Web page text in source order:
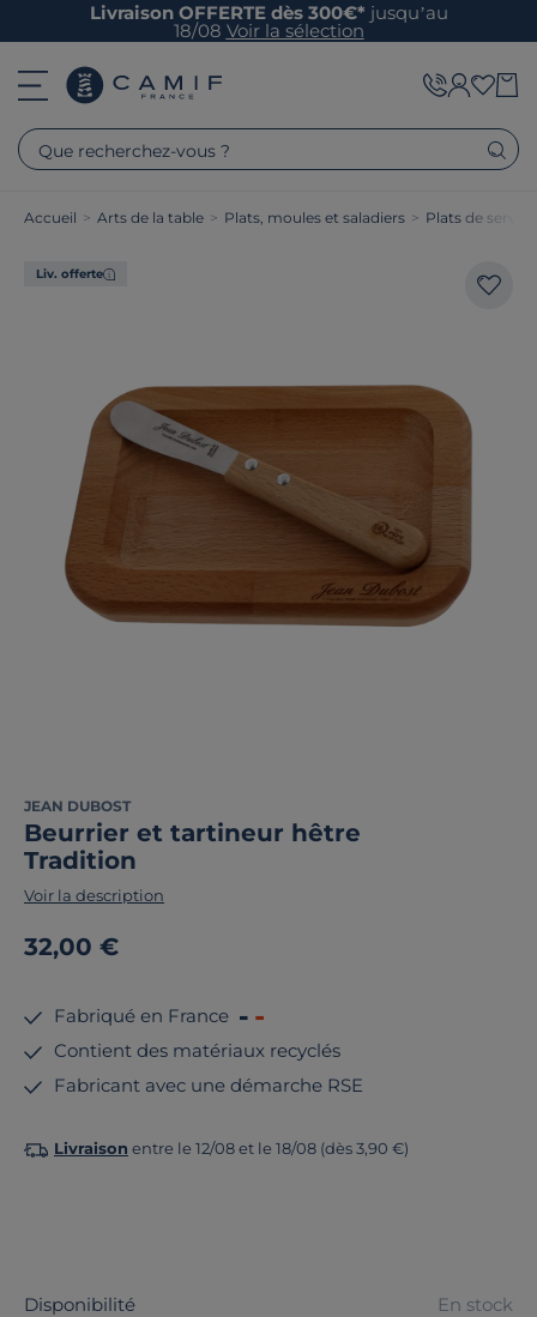
Livraison OFFERTE dès 300€* jusqu’au
18/08 Voir la sélection
Que recherchez-vous ?
Accueil > Arts de la table > Plats, moules et saladiers > Plats de service
Liv. offerte
JEAN DUBOST
Beurrier et tartineur hêtre
Tradition
Voir la description
32,00 €
Fabriqué en France
Contient des matériaux recyclés
Fabricant avec une démarche RSE
Livraison entre le 12/08 et le 18/08 (dès 3,90 €)
Disponibilité En stock